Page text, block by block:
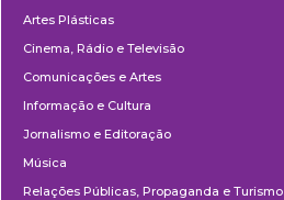
Artes Plásticas
Cinema, Rádio e Televisão
Comunicações e Artes
Informação e Cultura
Jornalismo e Editoração
Música
Relações Públicas, Propaganda e Turismo